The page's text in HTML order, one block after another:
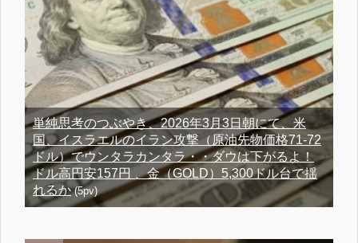
単純思考のつぶやき、2026年3月3日朝にて、米
国、イスラエルのイラン攻撃（原油先物価格71-72
ドル）でウンタラカンタラ・・ダウは下がるよ！
ドル高円安157円 、金（GOLD）5,300ドル台で揺
れるか(5pv)